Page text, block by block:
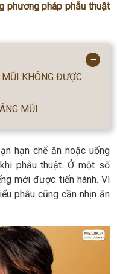
phương pháp phẫu thuật
−
KHÔNG ĐƯỢC
MŨI
hạn chế ăn hoặc uống
phẫu thuật. Ở một số
mới được tiến hành. Vì
phẫu cũng cần nhịn ăn